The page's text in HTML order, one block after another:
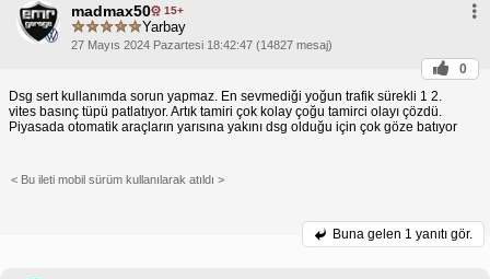
madmax50 15+
Yarbay
27 Mayıs 2024 Pazartesi 18:42:47 (14827 mesaj)
0
Dsg sert kullanımda sorun yapmaz. En sevmediği yoğun trafik sürekli 1 2.
vites basınç tüpü patlatıyor. Artık tamiri çok kolay çoğu tamirci olayı çözdü.
Piyasada otomatik araçların yarısına yakını dsg olduğu için çok göze batıyor
< Bu ileti mobil sürüm kullanılarak atıldı >
Buna gelen 1 yanıtı gör.